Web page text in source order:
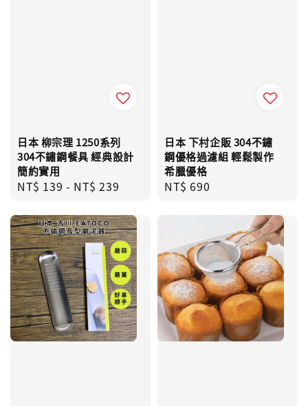
日本 柳宗理 1250系列
304不鏽鋼餐具 經典設計
簡約實用
Regular
NT$ 139 - NT$ 239
日本 下村企販 304不鏽
鋼優格過濾組 輕鬆製作
希臘優格
Regular
NT$ 690